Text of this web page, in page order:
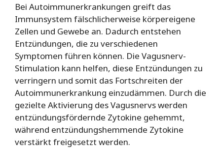
Bei Autoimmunerkrankungen greift das
Immunsystem fälschlicherweise körpereigene
Zellen und Gewebe an. Dadurch entstehen
Entzündungen, die zu verschiedenen
Symptomen führen können. Die Vagusnerv-
Stimulation kann helfen, diese Entzündungen zu
verringern und somit das Fortschreiten der
Autoimmunerkrankung einzudämmen. Durch die
gezielte Aktivierung des Vagusnervs werden
entzündungsfördernde Zytokine gehemmt,
während entzündungshemmende Zytokine
verstärkt freigesetzt werden.